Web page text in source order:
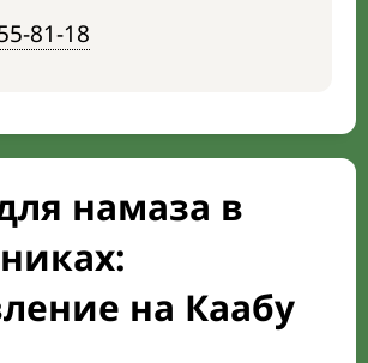
81-18
намаза в
на Каабу